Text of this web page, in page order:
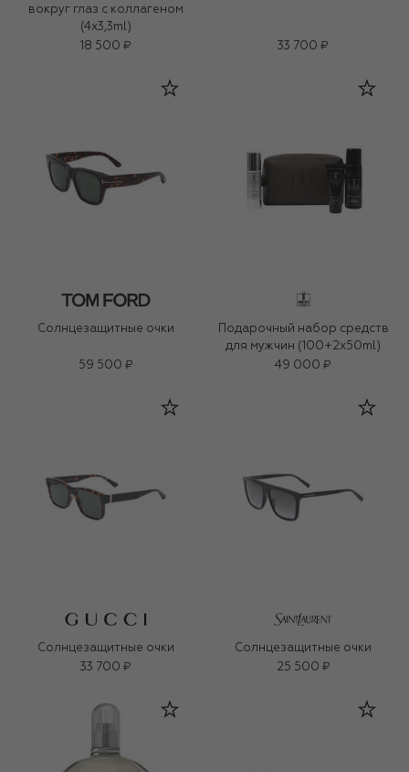
вокруг глаз с коллагеном
(4x3,3ml)
18 500 ₽
33 700 ₽
Солнцезащитные очки
59 500 ₽
Подарочный набор средств
для мужчин (100+2x50ml)
49 000 ₽
Солнцезащитные очки
33 700 ₽
Солнцезащитные очки
25 500 ₽